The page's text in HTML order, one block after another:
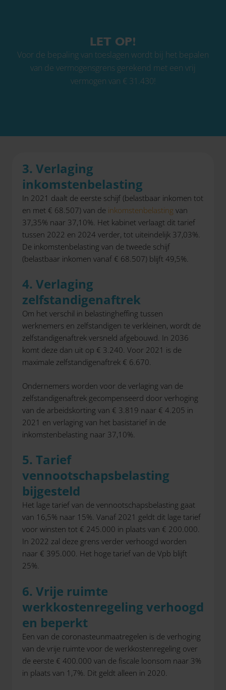
LET OP!
Voor de bepaling van toeslagen wordt bij het bepalen
van de vermogensgrens gerekend met een vrij
vermogen van € 31.430!
3. Verlaging
inkomstenbelasting
In 2021 daalt de eerste schijf (belastbaar inkomen tot
en met € 68.507) van de inkomstenbelasting van
37,35% naar 37,10%. Het kabinet verlaagt dit tarief
tussen 2022 en 2024 verder, tot uiteindelijk 37,03%.
De inkomstenbelasting van de tweede schijf
(belastbaar inkomen vanaf € 68.507) blijft 49,5%.
4. Verlaging
zelfstandigenaftrek
Om het verschil in belastingheffing tussen
werknemers en zelfstandigen te verkleinen, wordt de
zelfstandigenaftrek versneld afgebouwd. In 2036
komt deze dan uit op € 3.240. Voor 2021 is de
maximale zelfstandigenaftrek € 6.670.
Ondernemers worden voor de verlaging van de
zelfstandigenaftrek gecompenseerd door verhoging
van de arbeidskorting van € 3.819 naar € 4.205 in
2021 en verlaging van het basistarief in de
inkomstenbelasting naar 37,10%.
5. Tarief
vennootschapsbelasting
bijgesteld
Het lage tarief van de vennootschapsbelasting gaat
van 16,5% naar 15%. Vanaf 2021 geldt dit lage tarief
voor winsten tot € 245.000 in plaats van € 200.000.
In 2022 zal deze grens verder verhoogd worden
naar € 395.000. Het hoge tarief van de Vpb blijft
25%.
6. Vrije ruimte
werkkostenregeling verhoogd
en beperkt
Een van de coronasteunmaatregelen is de verhoging
van de vrije ruimte voor de werkkostenregeling over
de eerste € 400.000 van de fiscale loonsom naar 3%
in plaats van 1,7%. Dit geldt alleen in 2020.